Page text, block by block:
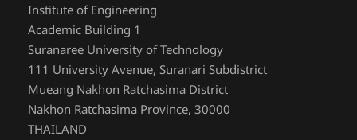
Institute of Engineering
Academic Building 1
Suranaree University of Technology
111 University Avenue, Suranari Subdistrict
Mueang Nakhon Ratchasima District
Nakhon Ratchasima Province, 30000
THAILAND